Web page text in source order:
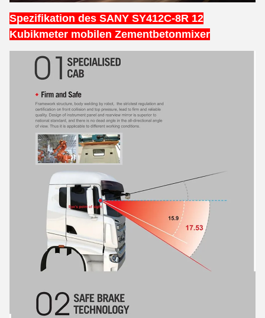
Spezifikation des SANY SY412C-8R 12
Kubikmeter mobilen Zementbetonmixer